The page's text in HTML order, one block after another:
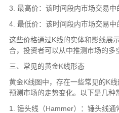
3. 最高价：该时间段内市场交易中
4. 最低价：该时间段内市场交易中
这些价格通过K线的实体和影线展
合，投资者可以从中推测市场的多
三、常见的黄金K线形态
黄金K线图中，存在一些常见的K
预测市场的走势变化。以下是几种
1. 锤头线（Hammer）：锤头线